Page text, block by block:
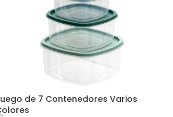
de 7 Contenedores Varios